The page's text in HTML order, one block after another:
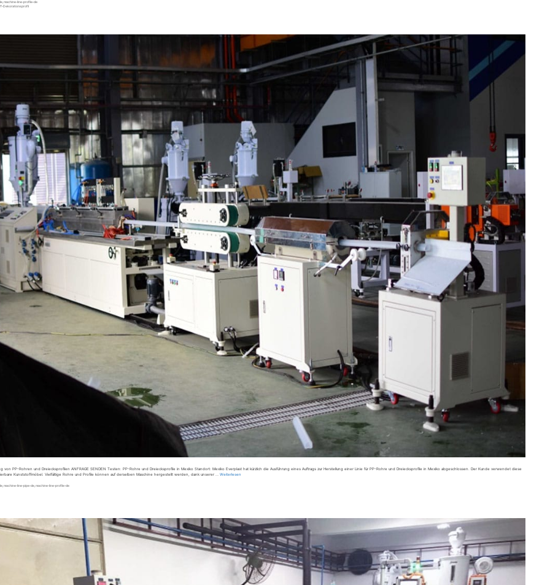
,machine-line-profile-de
Dekorationsprofil
von PP-Rohren und Dreiecksprofilen ANFRAGE SENDEN Testen: PP-Rohre und Dreiecksprofile in Mexiko Standort: Mexiko Everplast hat kürzlich die Ausführung eines Auftrags zur Herstellung einer Linie für PP-Rohre und Dreiecksprofile in Mexiko abgeschlossen. Der Kunde verwendet diese
Kunststoffmöbel. Vielfältige Rohre und Profile können auf derselben Maschine hergestellt werden, dank unserer … Weiterlesen
,machine-line-pipe-de ,machine-line-profile-de